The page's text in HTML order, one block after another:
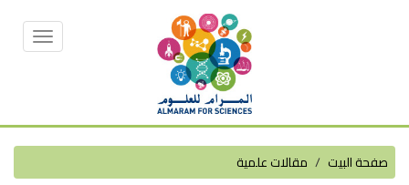
Toggle
صفحة البيت مقالات علمية